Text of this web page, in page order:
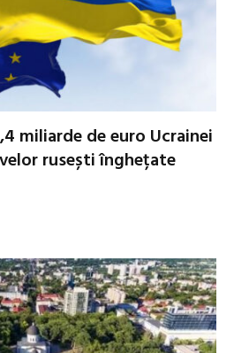
miliarde de euro Ucrainei
rusești înghețate